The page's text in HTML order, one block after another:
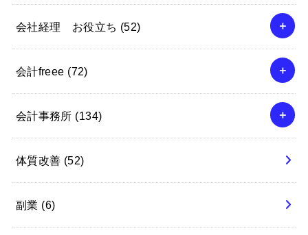
会社経理 お役立ち (52)
会計freee (72)
会計事務所 (134)
体質改善 (52)
副業 (6)